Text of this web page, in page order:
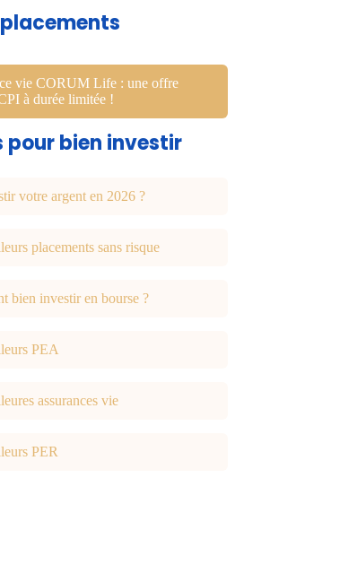
vie CORUM Life : une offre
à durée limitée !
pour bien investir
votre argent en 2026 ?
placements sans risque
bien investir en bourse ?
PEA
assurances vie
PER